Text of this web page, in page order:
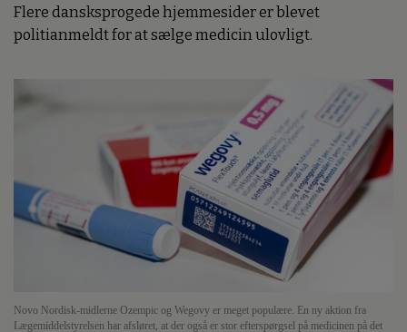
Flere dansksprogede hjemmesider er blevet
politianmeldt for at sælge medicin ulovligt.
Novo Nordisk-midlerne Ozempic og Wegovy er meget populære. En ny aktion fra
Lægemiddelstyrelsen har afsløret, at der også er stor efterspørgsel på medicinen på det